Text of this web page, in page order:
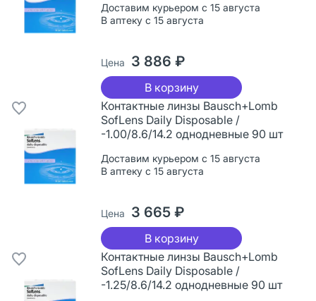
Доставим курьером с 15 августа
В аптеку с 15 августа
Цена 3 886 ₽
В корзину
Контактные линзы Bausch+Lomb
SofLens Daily Disposable /
-1.00/8.6/14.2 однодневные 90 шт
Доставим курьером с 15 августа
В аптеку с 15 августа
Цена 3 665 ₽
В корзину
Контактные линзы Bausch+Lomb
SofLens Daily Disposable /
-1.25/8.6/14.2 однодневные 90 шт